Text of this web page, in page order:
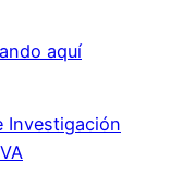
aquí
Investigación